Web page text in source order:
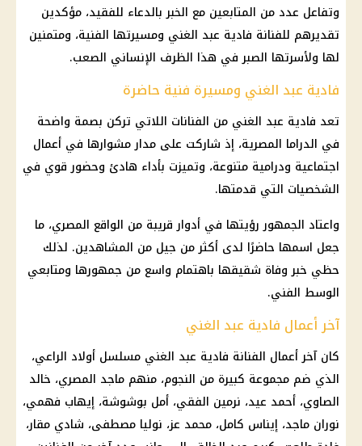
وتفاعل عدد من المتابعين مع الخبر بالدعاء للفقيد، مؤكدين
تقديرهم للفنانة فادية عبد الغني ومسيرتها الفنية، ومتمنين
لها ولأسرتها الصبر في هذا الظرف الإنساني الصعب.
فادية عبد الغني ومسيرة فنية حاضرة
تعد فادية عبد الغني من الفنانات اللاتي تركن بصمة واضحة
في الدراما المصرية، إذ شاركت على مدار مشوارها في أعمال
اجتماعية ودرامية متنوعة، وتميزت بأداء هادئ وحضور قوي في
الشخصيات التي قدمتها.
واعتاد الجمهور رؤيتها في أدوار قريبة من الواقع المصري، ما
جعل اسمها حاضرًا لدى أكثر من جيل من المشاهدين. لذلك
حظي خبر وفاة شقيقها باهتمام واسع من جمهورها ومتابعي
الوسط الفني.
آخر أعمال فادية عبد الغني
كان آخر أعمال الفنانة فادية عبد الغني مسلسل أولاد الراعي،
الذي ضم مجموعة كبيرة من النجوم، منهم ماجد المصري، خالد
الصاوي، أحمد عيد، نرمين الفقي، أمل بوشوشة، إيهاب فهمي،
نوران ماجد، إيناس كامل، محمد عز، نوليا مصطفى، شادي مقار،